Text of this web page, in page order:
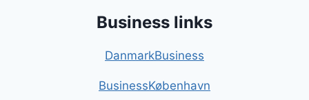
Business links
DanmarkBusiness
BusinessKøbenhavn